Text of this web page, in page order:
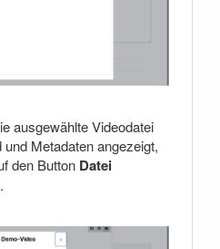
ausgewählte Videodatei
Metadaten angezeigt,
den Button Datei